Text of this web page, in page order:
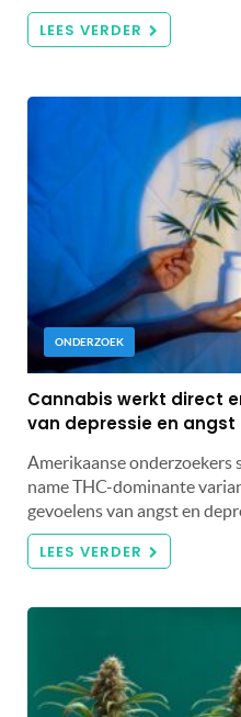
LEES VERDER
ONDERZOEK
Cannabis werkt direct
van depressie en angst
Amerikaanse onderzoekers
name THC-dominante
gevoelens van angst en
LEES VERDER